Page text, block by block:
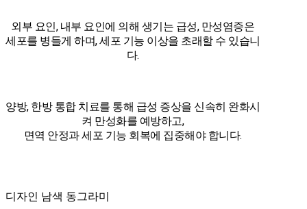
외부 요인, 내부 요인에 의해 생기는 급성, 만성염증은
세포를 병들게 하며, 세포 기능 이상을 초래할 수 있습니
다.
양방, 한방 통합 치료를 통해 급성 증상을 신속히 완화시
켜 만성화를 예방하고,
면역 안정과 세포 기능 회복에 집중해야 합니다.
디자인 남색 동그라미